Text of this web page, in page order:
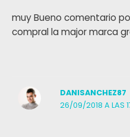
muy Bueno comentario
compral la major marca
DANISANCHEZ87
26/09/2018 A LAS